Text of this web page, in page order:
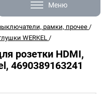
Меню
рамки, прочее /
WERKEL /
розетки HDMI,
4690389163241